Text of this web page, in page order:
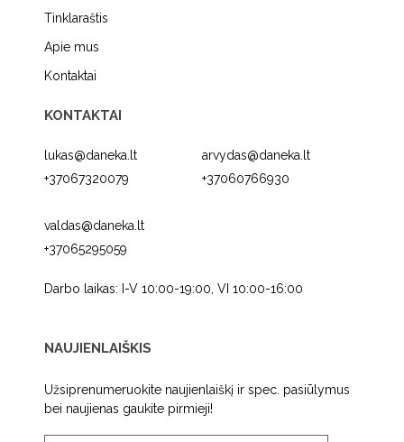
Tinklaraštis
Apie mus
Kontaktai
KONTAKTAI
lukas@daneka.lt
+37067320079
arvydas@daneka.lt
+37060766930
valdas@daneka.lt
+37065295059
Darbo laikas: I-V 10:00-19:00, VI 10:00-16:00
NAUJIENLAIŠKIS
Užsiprenumeruokite naujienlaiškį ir spec. pasiūlymus
bei naujienas gaukite pirmieji!